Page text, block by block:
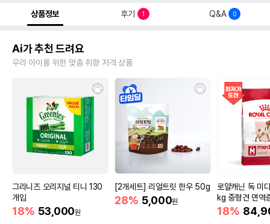
상품정보 후기 1 Q&A 0
Ai가 추천 드려요
우리 아이를 위한 맞춤 취향 저격 상품
그리니즈 오리지널 티니 130
개입
18% 53,000원
[2개세트] 리얼트릿 한우 50g
28% 5,000원
로얄캐닌 독 미
kg 중형견 면역
18%